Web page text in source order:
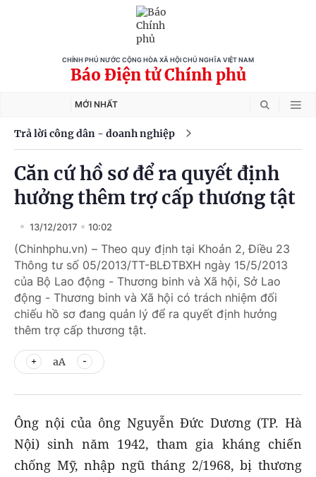
CHÍNH PHỦ NƯỚC CỘNG HÒA XÃ HỘI CHỦ NGHĨA VIỆT NAM
Báo Điện tử Chính phủ
MỚI NHẤT
Trả lời công dân - doanh nghiệp
Căn cứ hồ sơ để ra quyết định
hưởng thêm trợ cấp thương tật
13/12/2017 10:02
(Chinhphu.vn) – Theo quy định tại Khoản 2, Điều 23
Thông tư số 05/2013/TT-BLĐTBXH ngày 15/5/2013
của Bộ Lao động - Thương binh và Xã hội, Sở Lao
động - Thương binh và Xã hội có trách nhiệm đối
chiếu hồ sơ đang quản lý để ra quyết định hưởng
thêm trợ cấp thương tật.
aA
Ông nội của ông Nguyễn Đức Dương (TP. Hà
Nội) sinh năm 1942, tham gia kháng chiến
chống Mỹ, nhập ngũ tháng 2/1968, bị thương